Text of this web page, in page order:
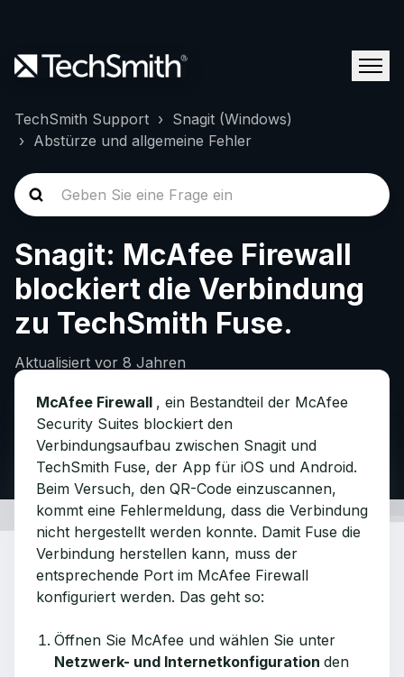
TechSmith Support
Snagit (Windows)
Abstürze und allgemeine Fehler
Snagit: McAfee Firewall
blockiert die Verbindung
zu TechSmith Fuse.
Aktualisiert vor 8 Jahren
McAfee Firewall , ein Bestandteil der McAfee
Security Suites blockiert den
Verbindungsaufbau zwischen Snagit und
TechSmith Fuse, der App für iOS und Android.
Beim Versuch, den QR-Code einzuscannen,
kommt eine Fehlermeldung, dass die Verbindung
nicht hergestellt werden konnte. Damit Fuse die
Verbindung herstellen kann, muss der
entsprechende Port im McAfee Firewall
konfiguriert werden. Das geht so:
Öffnen Sie McAfee und wählen Sie unter
Netzwerk- und Internetkonfiguration den